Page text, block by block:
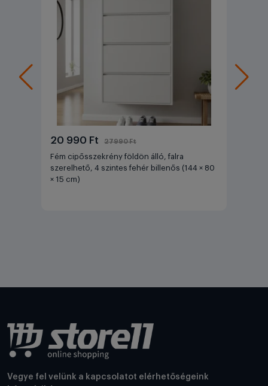
20 990 Ft 27990 Ft
Fém cipősszekrény földön álló, falra
szerelhető, 4 szintes fehér billenős (144 × 80
× 15 cm)
Vegye fel velünk a kapcsolatot elérhetőségeink